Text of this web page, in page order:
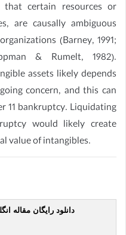
that certain resources or
are causally ambiguous
(Barney, 1991;
& Rumelt, 1982).
assets likely depends
concern, and this can
11 bankruptcy. Liquidating
would likely create
value of intangibles.
دانلود رایگان مقاله